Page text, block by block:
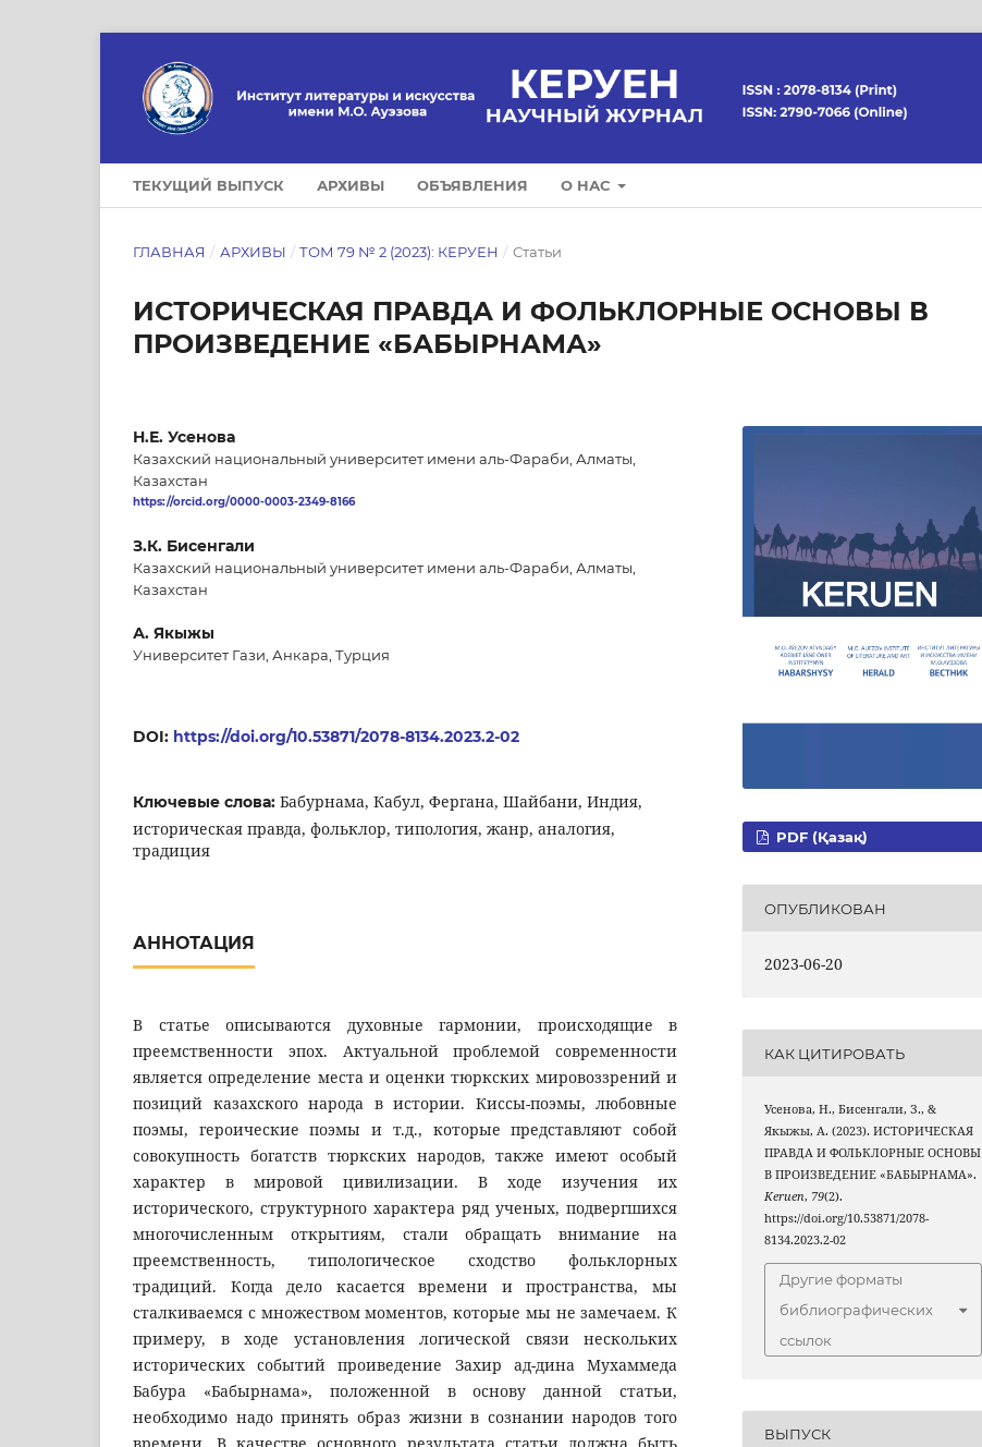
ТЕКУЩИЙ ВЫПУСК АРХИВЫ ОБЪЯВЛЕНИЯ О НАС
ГЛАВНАЯ / АРХИВЫ / ТОМ 79 № 2 (2023): КЕРУЕН / Статьи
ИСТОРИЧЕСКАЯ ПРАВДА И ФОЛЬКЛОРНЫЕ ОСНОВЫ В
ПРОИЗВЕДЕНИЕ «БАБЫРНАМА»
Н.Е. Усенова
Казахский национальный университет имени аль-Фараби, Алматы,
Казахстан
https://orcid.org/0000-0003-2349-8166
З.К. Бисенгали
Казахский национальный университет имени аль-Фараби, Алматы,
Казахстан
А. Якыжы
Университет Гази, Анкара, Турция
DOI: https://doi.org/10.53871/2078-8134.2023.2-02
Ключевые слова: Бабурнама, Кабул, Фергана, Шайбани, Индия,
историческая правда, фольклор, типология, жанр, аналогия,
традиция
АННОТАЦИЯ
В статье описываются духовные гармонии, происходящие в
преемственности эпох. Актуальной проблемой современности
является определение места и оценки тюркских мировоззрений и
позиций казахского народа в истории. Киссы-поэмы, любовные
поэмы, героические поэмы и т.д., которые представляют собой
совокупность богатств тюркских народов, также имеют особый
характер в мировой цивилизации. В ходе изучения их
исторического, структурного характера ряд ученых, подвергшихся
многочисленным открытиям, стали обращать внимание на
преемственность, типологическое сходство фольклорных
традиций. Когда дело касается времени и пространства, мы
сталкиваемся с множеством моментов, которые мы не замечаем. К
примеру, в ходе установления логической связи нескольких
исторических событий проиведение Захир ад-дина Мухаммеда
Бабура «Бабырнама», положенной в основу данной статьи,
необходимо надо принять образ жизни в сознании народов того
PDF (Қазақ)
ОПУБЛИКОВАН
2023-06-20
КАК ЦИТИРОВАТЬ
Усенова, Н., Бисенгали, З., &
Якыжы, А. (2023). ИСТОРИЧЕСКАЯ
ПРАВДА И ФОЛЬКЛОРНЫЕ ОСНОВЫ
В ПРОИЗВЕДЕНИЕ «БАБЫРНАМА».
Keruen, 79(2).
https://doi.org/10.53871/2078-
8134.2023.2-02
Другие форматы
библиографических
ссылок
ВЫПУСК